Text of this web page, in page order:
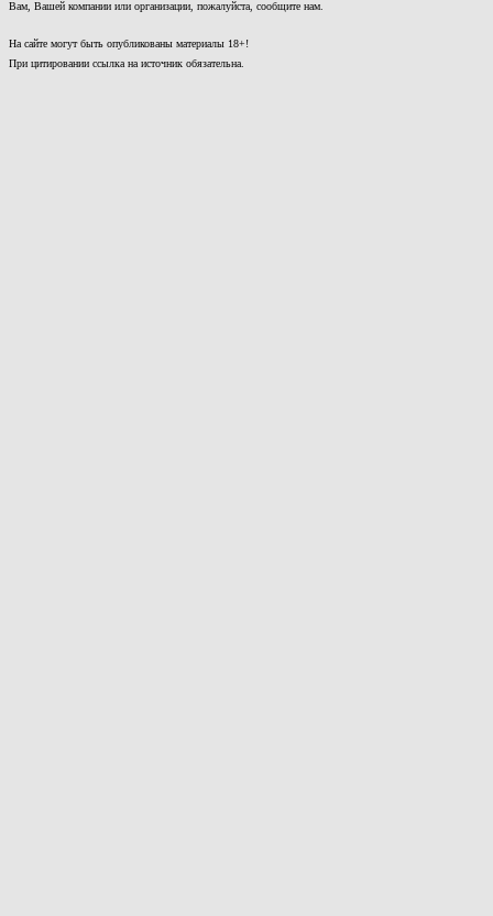
Вам, Вашей компании или организации, пожалуйста, сообщите нам.
На сайте могут быть опубликованы материалы 18+!
При цитировании ссылка на источник обязательна.